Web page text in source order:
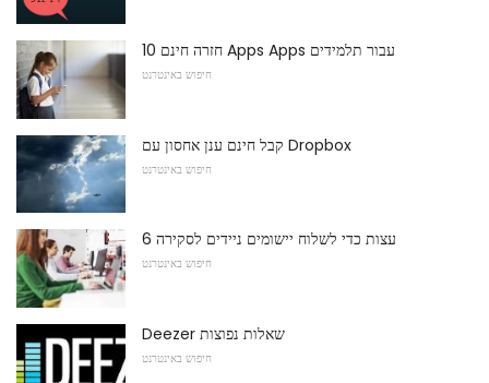
10 חזרה חינם Apps Apps עבור תלמידים
חיפוש באינטרנט
קבל חינם ענן אחסון עם Dropbox
חיפוש באינטרנט
6 עצות כדי לשלוח יישומים ניידים לסקירה
חיפוש באינטרנט
Deezer שאלות נפוצות
חיפוש באינטרנט